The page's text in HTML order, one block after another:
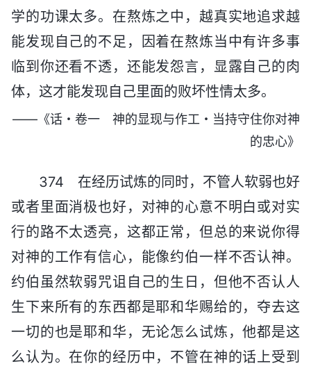
学的功课太多。在熬炼之中，越真实地追求越
能发现自己的不足，因着在熬炼当中有许多事
临到你还看不透，还能发怨言，显露自己的肉
体，这才能发现自己里面的败坏性情太多。
——《话・卷一 神的显现与作工・当持守住你对神
的忠心》
374 在经历试炼的同时，不管人软弱也好
或者里面消极也好，对神的心意不明白或对实
行的路不太透亮，这都正常，但总的来说你得
对神的工作有信心，能像约伯一样不否认神。
约伯虽然软弱咒诅自己的生日，但他不否认人
生下来所有的东西都是耶和华赐给的，夺去这
一切的也是耶和华，无论怎么试炼，他都是这
么认为。在你的经历中，不管在神的话上受到